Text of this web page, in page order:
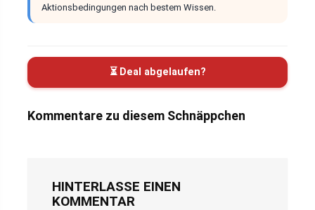
Aktionsbedingungen nach bestem Wissen.
⏳ Deal abgelaufen?
Kommentare zu diesem Schnäppchen
HINTERLASSE EINEN
KOMMENTAR